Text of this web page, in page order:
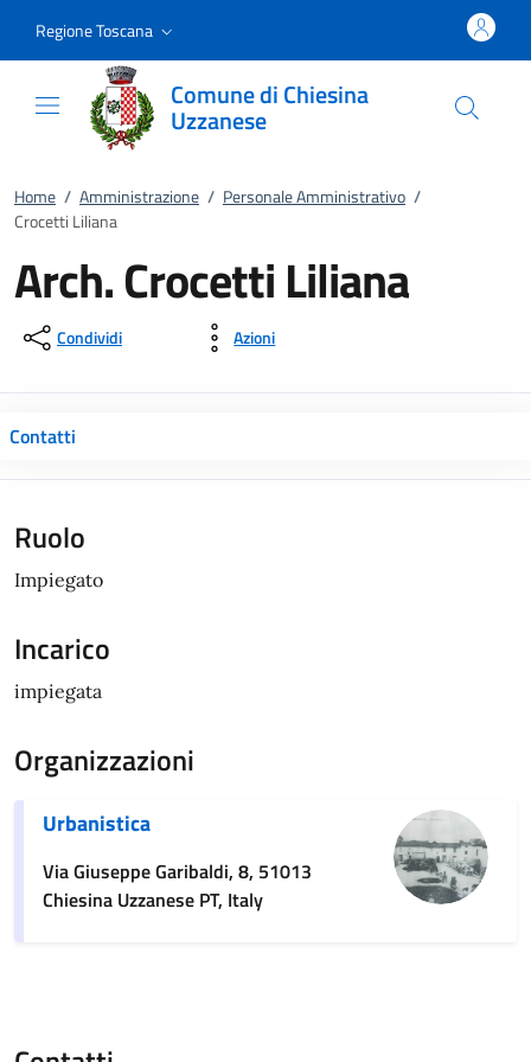
Regione Toscana
Comune di Chiesina
Uzzanese
Home / Amministrazione / Personale Amministrativo /
Crocetti Liliana
Arch. Crocetti Liliana
Condividi Azioni
Contatti
Ruolo
Impiegato
Incarico
impiegata
Organizzazioni
Urbanistica
Via Giuseppe Garibaldi, 8, 51013
Chiesina Uzzanese PT, Italy